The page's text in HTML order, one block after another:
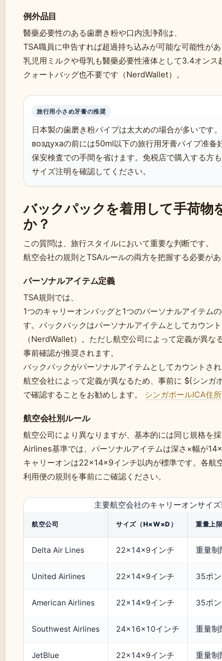
例外品目
醫藥必要性のある歯磨き粉や口内洗浄剤は、
TSA職員に申告すれば超過持ち込みが可能な可能性が
乳児用ミルクや母乳も醫藥必要性液体として3.4オンス
クォートバッグ也不要です（NerdWallet）。
旅行用小さめ牙膏の推奨
日本製の歯磨き粉パイプは太大めの場合が多いです
воздухаの前には50ml以下の旅行用牙膏パイプ准备
保安検査での手間を省けます。免税店で購入する方
サイズ注明を確認してください。
バックパックを着用して手荷物
か？
この質問は、旅行スタイルにおいて重要な判断です。
航空会社の規則とTSAルールの両方を把握する必要が
パーソナルアイテム定義
TSA規則では、
1つのキャリーオンバッグと1つのパーソナルアイテム
す。バックパックはパーソナルアイテムとしてカウン
（NerdWallet）。ただし航空公司によって定義が異な
事前確認が推奨されます。
バックパックがパーソナルアイテムとしてカウントさ
航空会社によって定義が異なるため、事前に ${シンガ
で確認することをお勧めします。 シンガポールICA住
航空会社別ルール
航空公司により異なりますが、基本的には同じ規格を
Airlines基準では、パーソナルアイテムは深さ×幅が
キャリーオンは22×14×9インチ以内が標準です。各航
利用便の規則を事前にご確認ください。
主要航空会社のキャリーオンサイ
航空公司 サイズ（H×W×D） 重量上
Delta Air Lines 22×14×9インチ 重量制
United Airlines 22×14×9インチ 35ポ
American Airlines 22×14×9インチ 35ポ
Southwest Airlines 24×16×10インチ 重量制
JetBlue 22×14×9インチ 重量制